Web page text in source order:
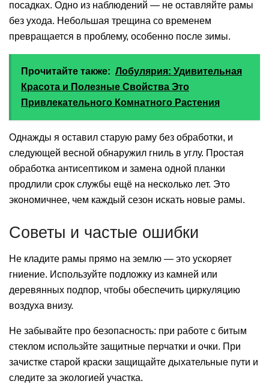
посадках. Одно из наблюдений — не оставляйте рамы
без ухода. Небольшая трещина со временем
превращается в проблему, особенно после зимы.
Прочитайте также: Лобулярия: Удивительная
Красота и Полезные Свойства Это
Привлекательного Комнатного Растения
Однажды я оставил старую раму без обработки, и
следующей весной обнаружил гниль в углу. Простая
обработка антисептиком и замена одной планки
продлили срок службы ещё на несколько лет. Это
экономичнее, чем каждый сезон искать новые рамы.
Советы и частые ошибки
Не кладите рамы прямо на землю — это ускоряет
гниение. Используйте подложку из камней или
деревянных подпор, чтобы обеспечить циркуляцию
воздуха внизу.
Не забывайте про безопасность: при работе с битым
стеклом использйте защитные перчатки и очки. При
зачистке старой краски защищайте дыхательные пути и
следите за экологией участка.